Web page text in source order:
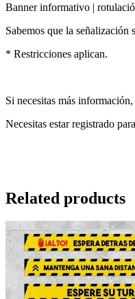
Banner informativo |
Sabemos que la
* Restricciones aplican.
Si necesitas más
Necesitas estar registrado
Related products